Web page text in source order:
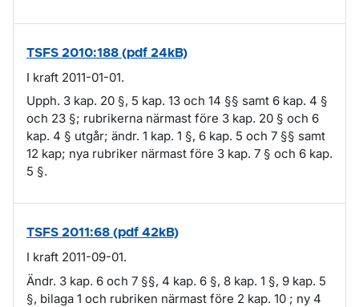
TSFS 2010:188 (pdf 24kB)
I kraft 2011-01-01.
Upph. 3 kap. 20 §, 5 kap. 13 och 14 §§ samt 6 kap. 4 §
och 23 §; rubrikerna närmast före 3 kap. 20 § och 6
kap. 4 § utgår; ändr. 1 kap. 1 §, 6 kap. 5 och 7 §§ samt
12 kap; nya rubriker närmast före 3 kap. 7 § och 6 kap.
5 §.
TSFS 2011:68 (pdf 42kB)
I kraft 2011-09-01.
Ändr. 3 kap. 6 och 7 §§, 4 kap. 6 §, 8 kap. 1 §, 9 kap. 5
§, bilaga 1 och rubriken närmast före 2 kap. 10 ; ny 4